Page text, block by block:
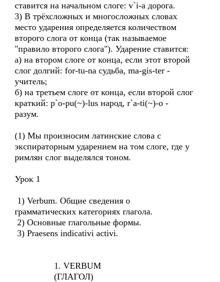
ставится на начальном слоге: v`i-a дорога.
3) В трёхсложных и многосложных словах
место ударения определяется количеством
второго слога от конца (так называемое
"правило второго слога"). Ударение ставится:
а) на втором слоге от конца, если этот второй
слог долгий: for-tu-na судьба, ma-gis-ter -
учитель;
б) на третьем слоге от конца, если второй слог
краткий: p`o-pu(~)-lus народ, r`a-ti(~)-o -
разум.
(1) Мы произносим латинские слова с
экспираторным ударением на том слоге, где у
римлян слог выделялся тоном.
Урок 1
1) Verbum. Общие сведения о
грамматических категориях глагола.
2) Основные глагольные формы.
3) Praesens indicativi activi.
1. VERBUM
(ГЛАГОЛ)